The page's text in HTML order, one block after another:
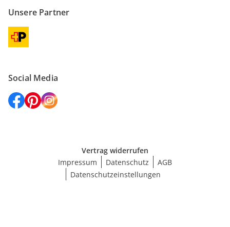
Unsere Partner
Social Media
Vertrag widerrufen
Impressum
Datenschutz
AGB
Datenschutzeinstellungen